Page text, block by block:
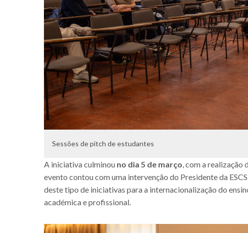
Sessões de pitch de estudantes
A iniciativa culminou no dia 5 de março, com a realização
evento contou com uma intervenção do Presidente da
deste tipo de iniciativas para a internacionalização do
académica e profissional.